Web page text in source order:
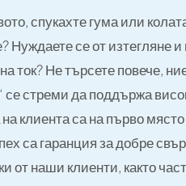
спукахте гума или
Нуждаете се от изтегляне
ток? Не търсете повече,
стреми да поддържа
клиента са на първо място
са гаранция за добре
наши клиенти, както